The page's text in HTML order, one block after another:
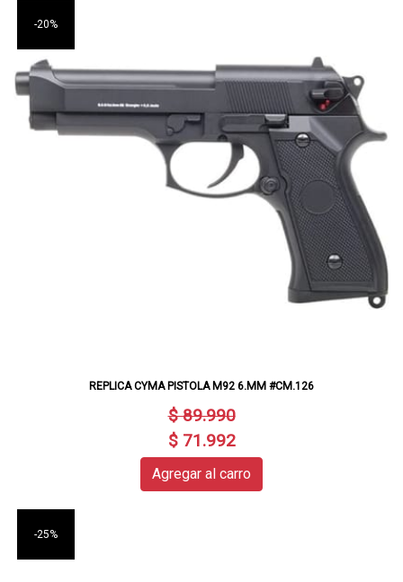
-20%
REPLICA CYMA PISTOLA M92 6.MM #CM.126
$ 89.990
$ 71.992
Agregar al carro
-25%